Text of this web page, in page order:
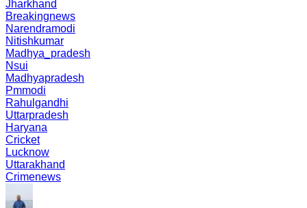
Jharkhand
Breakingnews
Narendramodi
Nitishkumar
Madhya_pradesh
Nsui
Madhyapradesh
Pmmodi
Rahulgandhi
Uttarpradesh
Haryana
Cricket
Lucknow
Uttarakhand
Crimenews